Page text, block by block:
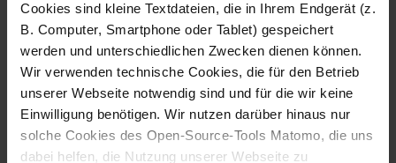
Cookies sind kleine Textdateien, die in Ihrem Endgerät (z.
B. Computer, Smartphone oder Tablet) gespeichert
werden und unterschiedlichen Zwecken dienen können.
Wir verwenden technische Cookies, die für den Betrieb
unserer Webseite notwendig sind und für die wir keine
Einwilligung benötigen. Wir nutzen darüber hinaus nur
solche Cookies des Open-Source-Tools Matomo, die uns
dabei helfen, die Nutzung unserer Webseite zu
Fotografo: Lorenz
Sternbach
Download
Fotografo: Lorenz
Sternbach
Download